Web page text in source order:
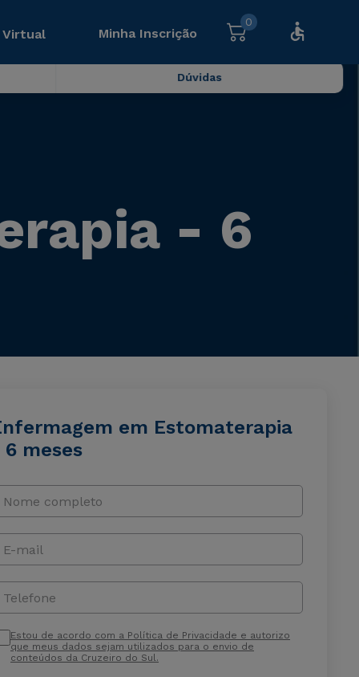
Virtual Minha Inscrição
0
Dúvidas
- 6
em Estomaterapia
meses
Nome completo
E-mail
Telefone
Estou de acordo com a Política de Privacidade e autorizo
que meus dados sejam utilizados para o envio de
conteúdos da Cruzeiro do Sul.